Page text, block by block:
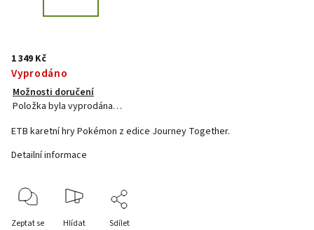
1 349 Kč
Vyprodáno
Možnosti doručení
Položka byla vyprodána…
ETB karetní hry Pokémon z edice Journey Together.
Detailní informace
Zeptat se Hlídat Sdílet